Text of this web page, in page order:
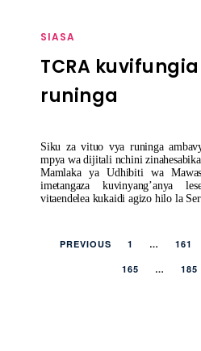
SIASA
TCRA
runinga
Siku za vituo vya runinga
mpya wa dijitali nchini
Mamlaka ya Udhibiti wa
imetangaza kuvinyang’anya
vitaendelea kukaidi agizo hilo la
PREVIOUS 1 … 161
165 … 185